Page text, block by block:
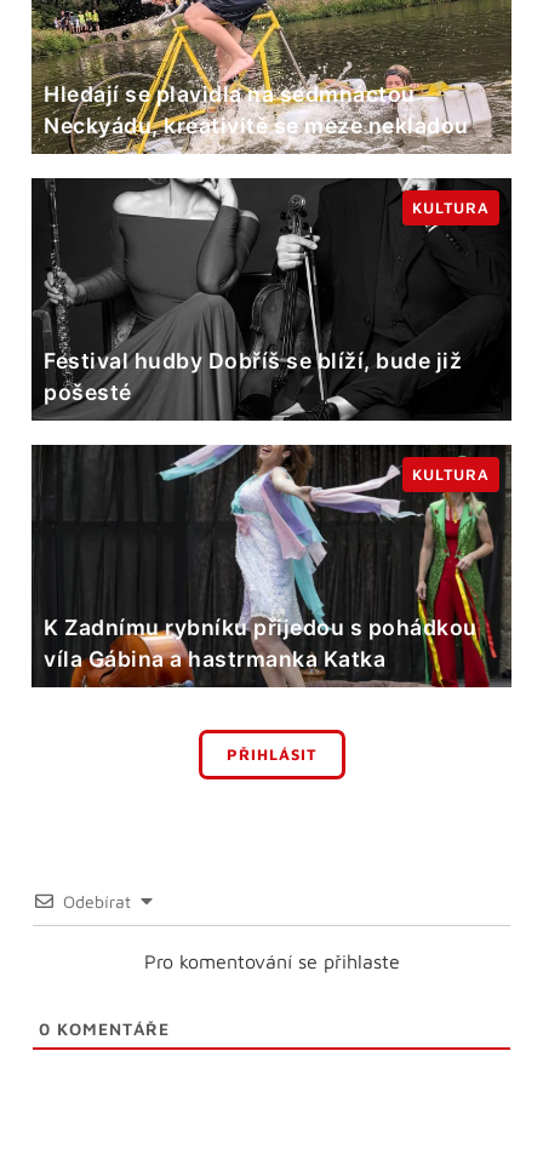
Hledají se plavidla na sedmnáctou
Neckyádu, kreativitě se meze nekladou
Festival hudby Dobříš se blíží, bude již
pošesté
KULTURA
K Zadnímu rybníku přijedou s pohádkou
víla Gábina a hastrmanka Katka
KULTURA
PŘIHLÁSIT
Odebírat
Pro komentování se přihlaste
0 KOMENTÁŘE